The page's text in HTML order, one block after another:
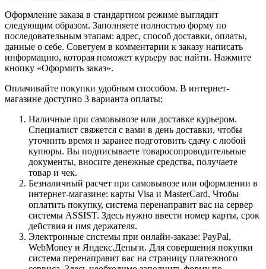
Оформление заказа в стандартном режиме выглядит
следующим образом. Заполняете полностью форму по
последовательным этапам: адрес, способ доставки, оплаты,
данные о себе. Советуем в комментарии к заказу написать
информацию, которая поможет курьеру вас найти. Нажмите
кнопку «Оформить заказ».
Оплачивайте покупки удобным способом. В интернет-
магазине доступно 3 варианта оплаты:
Наличные при самовывозе или доставке курьером.
Специалист свяжется с вами в день доставки, чтобы
уточнить время и заранее подготовить сдачу с любой
купюры. Вы подписываете товаросопроводительные
документы, вносите денежные средства, получаете
товар и чек.
Безналичный расчет при самовывозе или оформлении в
интернет-магазине: карты Visa и MasterCard. Чтобы
оплатить покупку, система перенаправит вас на сервер
системы ASSIST. Здесь нужно ввести номер карты, срок
действия и имя держателя.
Электронные системы при онлайн-заказе: PayPal,
WebMoney и Яндекс.Деньги. Для совершения покупки
система перенаправит вас на страницу платежного